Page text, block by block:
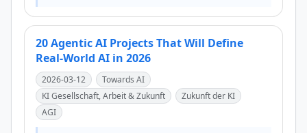
20 Agentic AI Projects That Will Define
Real-World AI in 2026
2026-03-12
Towards AI
KI Gesellschaft, Arbeit & Zukunft
Zukunft der KI
AGI